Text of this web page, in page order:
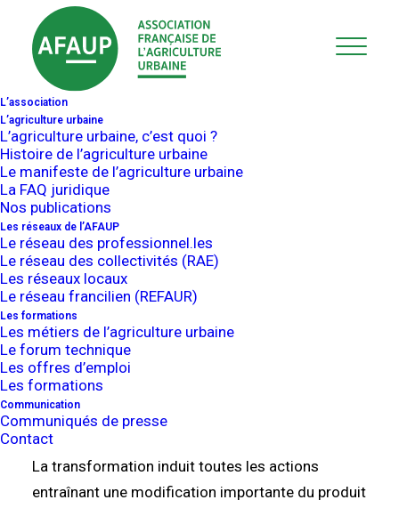
L’association
L’agriculture urbaine
L’agriculture urbaine, c’est quoi ?
Histoire de l’agriculture urbaine
Le manifeste de l’agriculture urbaine
La FAQ juridique
Nos publications
Les réseaux de l’AFAUP
Le réseau des professionnel.les
Le réseau des collectivités (RAE)
Les réseaux locaux
Le réseau francilien (REFAUR)
Les formations
Les métiers de l’agriculture urbaine
Le forum technique
Les offres d’emploi
Les formations
Communication
Communiqués de presse
Contact
Je veux
transformer mes
produits bruts ?
Quelles sont les
déclarations?
règles à
respecter?
7 juillet 2023
La transformation induit toutes les actions
entraînant une modification importante du produit